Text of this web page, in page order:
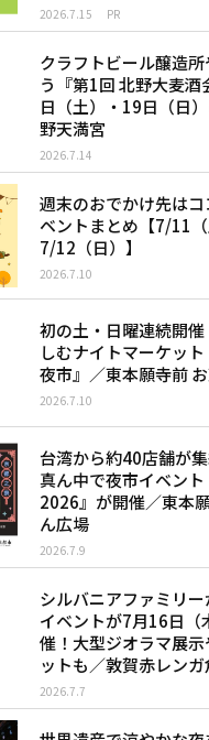
2026.7.15 PR
クラフトビール醸造
う『第1回 北野大麦酒
日（土）・19日（日
野天満宮
2026.7.14
週末のおでかけ先は
ベントまとめ【7/11
7/12（日）】
2026.7.10
初の土・日曜連続開
しむナイトマーケッ
夜市』／東本願寺前
2026.7.10
台湾から約40店舗が
真ん中で夜市イベン
2026』が開催／東本
ん広場
2026.7.9
シルバニアファミリー
イベントが7月16日（
催！大型ジオラマ展
ットも／敦賀赤レン
2026.7.7